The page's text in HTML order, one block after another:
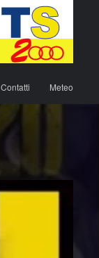
Contatti Meteo